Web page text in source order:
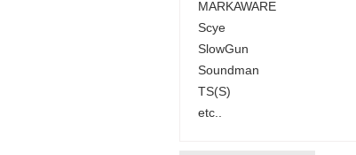
MARKAWARE
Scye
SlowGun
Soundman
TS(S)
etc..